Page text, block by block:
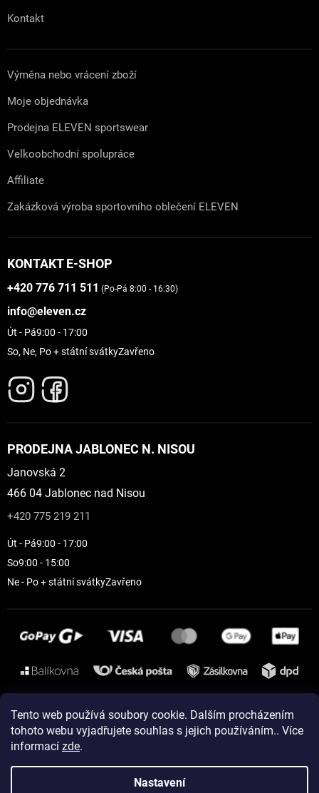
Tento web používá soubory cookie. Dalším procházením
tohoto webu vyjadřujete souhlas s jejich používáním.. Více
informací zde.
Nastavení
Kontakt
Výměna nebo vrácení zboží
Moje objednávka
Prodejna ELEVEN sportswear
Velkoobchodní spolupráce
Affiliate
Zakázková výroba sportovního oblečení ELEVEN
KONTAKT E-SHOP
+420 776 711 511 (Po-Pá 8:00 - 16:30)
info@eleven.cz
Út - Pá9:00 - 17:00
So, Ne, Po + státní svátkyZavřeno
PRODEJNA JABLONEC N. NISOU
Janovská 2
466 04 Jablonec nad Nisou
+420 775 219 211
Út - Pá9:00 - 17:00
So9:00 - 15:00
Ne - Po + státní svátkyZavřeno
Instagram
Vytvořil Shoptet